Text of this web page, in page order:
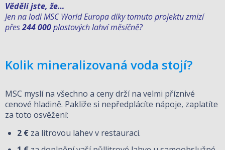
Věděli jste, že…
Jen na lodi MSC World Europa díky tomuto projektu zmizí
přes244 000plastových lahví měsíčně?
Kolik mineralizovaná voda stojí?
MSC myslí na všechno a ceny drží na velmi příznivé
cenové hladině. Pakliže si nepředplácíte nápoje, zaplatíte
za toto osvěžení:
2 € za litrovou lahev v restauraci.